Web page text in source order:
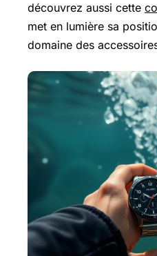
découvrez aussi cette
met en lumière sa
domaine des